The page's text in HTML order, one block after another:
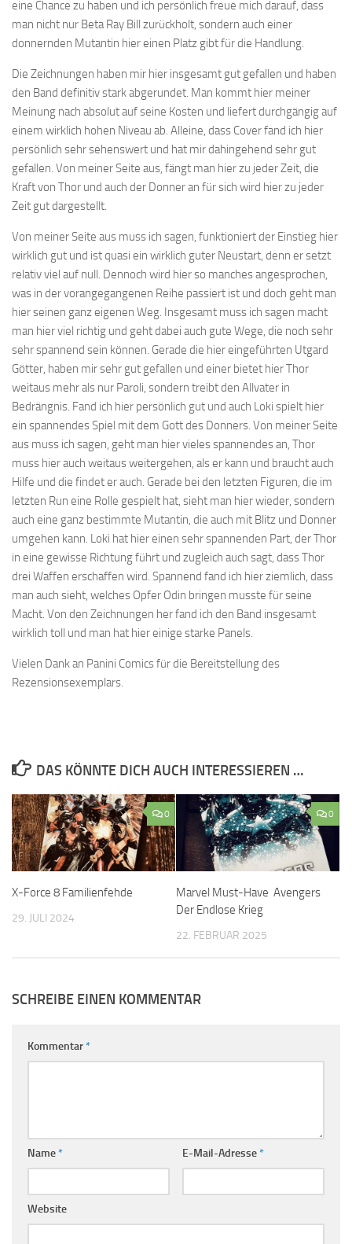
eine Chance zu haben und ich persönlich freue mich darauf, dass
man nicht nur Beta Ray Bill zurückholt, sondern auch einer
donnernden Mutantin hier einen Platz gibt für die Handlung.
Die Zeichnungen haben mir hier insgesamt gut gefallen und haben
den Band definitiv stark abgerundet. Man kommt hier meiner
Meinung nach absolut auf seine Kosten und liefert durchgängig auf
einem wirklich hohen Niveau ab. Alleine, dass Cover fand ich hier
persönlich sehr sehenswert und hat mir dahingehend sehr gut
gefallen. Von meiner Seite aus, fängt man hier zu jeder Zeit, die
Kraft von Thor und auch der Donner an für sich wird hier zu jeder
Zeit gut dargestellt.
Von meiner Seite aus muss ich sagen, funktioniert der Einstieg hier
wirklich gut und ist quasi ein wirklich guter Neustart, denn er setzt
relativ viel auf null. Dennoch wird hier so manches angesprochen,
was in der vorangegangenen Reihe passiert ist und doch geht man
hier seinen ganz eigenen Weg. Insgesamt muss ich sagen macht
man hier viel richtig und geht dabei auch gute Wege, die noch sehr
sehr spannend sein können. Gerade die hier eingeführten Utgard
Götter, haben mir sehr gut gefallen und einer bietet hier Thor
weitaus mehr als nur Paroli, sondern treibt den Allvater in
Bedrängnis. Fand ich hier persönlich gut und auch Loki spielt hier
ein spannendes Spiel mit dem Gott des Donners. Von meiner Seite
aus muss ich sagen, geht man hier vieles spannendes an, Thor
muss hier auch weitaus weitergehen, als er kann und braucht auch
Hilfe und die findet er auch. Gerade bei den letzten Figuren, die im
letzten Run eine Rolle gespielt hat, sieht man hier wieder, sondern
auch eine ganz bestimmte Mutantin, die auch mit Blitz und Donner
umgehen kann. Loki hat hier einen sehr spannenden Part, der Thor
in eine gewisse Richtung führt und zugleich auch sagt, dass Thor
drei Waffen erschaffen wird. Spannend fand ich hier ziemlich, dass
man auch sieht, welches Opfer Odin bringen musste für seine
Macht. Von den Zeichnungen her fand ich den Band insgesamt
wirklich toll und man hat hier einige starke Panels.
Vielen Dank an Panini Comics für die Bereitstellung des
Rezensionsexemplars.
DAS KÖNNTE DICH AUCH INTERESSIEREN …
0
X-Force 8 Familienfehde
29. JULI 2024
0
Marvel Must-Have Avengers
Der Endlose Krieg
22. FEBRUAR 2025
SCHREIBE EINEN KOMMENTAR
Kommentar*
Name* E-Mail-Adresse*
Website